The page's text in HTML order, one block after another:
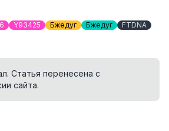
Y93425 Бжедуг Бжедуг
FTDNA
Статья перенесена с
сайта.